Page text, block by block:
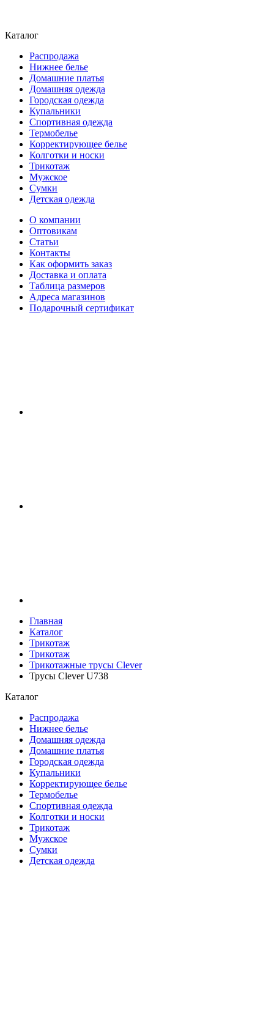
Каталог
Распродажа
Нижнее белье
Домашние платья
Домашняя одежда
Городская одежда
Купальники
Спортивная одежда
Термобелье
Корректирующее белье
Колготки и носки
Трикотаж
Мужское
Сумки
Детская одежда
О компании
Оптовикам
Статьи
Контакты
Как оформить заказ
Доставка и оплата
Таблица размеров
Адреса магазинов
Подарочный сертификат
Главная
Каталог
Трикотаж
Трикотаж
Трикотажные трусы Clever
Трусы Clever U738
Каталог
Распродажа
Нижнее белье
Домашняя одежда
Домашние платья
Городская одежда
Купальники
Корректирующее белье
Термобелье
Спортивная одежда
Колготки и носки
Трикотаж
Мужское
Сумки
Детская одежда